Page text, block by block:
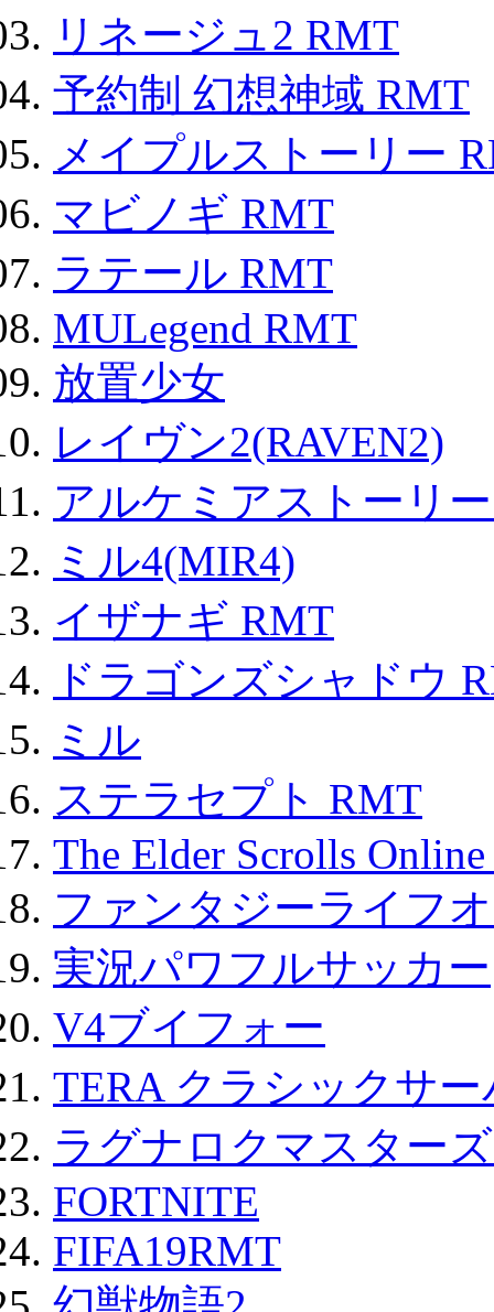
リネージュ2 RMT
予約制 幻想神域 RMT
メイプルストーリー
マビノギ RMT
ラテール RMT
MULegend RMT
放置少女
レイヴン2(RAVEN2)
アルケミアストーリ
ミル4(MIR4)
イザナギ RMT
ドラゴンズシャドウ
ミル
ステラセプト RMT
The Elder Scrolls
ファンタジーライフ
実況パワフルサッカー
V4ブイフォー
TERA クラシックサ
ラグナロクマスター
FORTNITE
FIFA19RMT